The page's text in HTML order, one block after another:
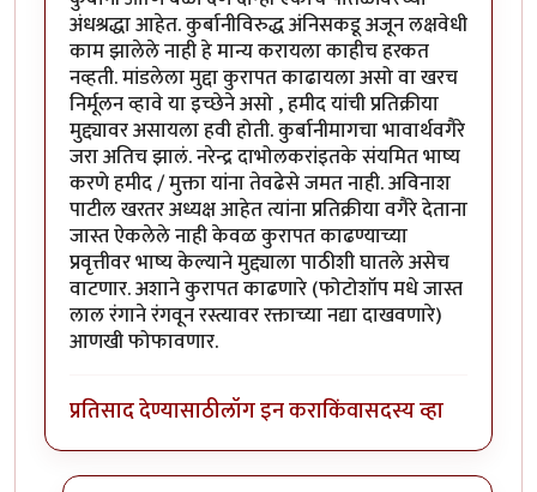
अंधश्रद्धा आहेत. कुर्बानीविरुद्ध अंनिसकडू अजून लक्षवेधी
काम झालेले नाही हे मान्य करायला काहीच हरकत
नव्हती. मांडलेला मुद्दा कुरापत काढायला असो वा खरच
निर्मूलन व्हावे या इच्छेने असो , हमीद यांची प्रतिक्रीया
मुद्द्यावर असायला हवी होती. कुर्बानीमागचा भावार्थवगैरे
जरा अतिच झालं. नरेन्द्र दाभोलकरांइतके संयमित भाष्य
करणे हमीद / मुक्ता यांना तेवढेसे जमत नाही. अविनाश
पाटील खरतर अध्यक्ष आहेत त्यांना प्रतिक्रीया वगैरे देताना
जास्त ऐकलेले नाही केवळ कुरापत काढण्याच्या
प्रवृत्तीवर भाष्य केल्याने मुद्द्याला पाठीशी घातले असेच
वाटणार. अशाने कुरापत काढणारे (फोटोशॉप मधे जास्त
लाल रंगाने रंगवून रस्त्यावर रक्ताच्या नद्या दाखवणारे)
आणखी फोफावणार.
प्रतिसाद देण्यासाठीलॉग इन कराकिंवासदस्य व्हा